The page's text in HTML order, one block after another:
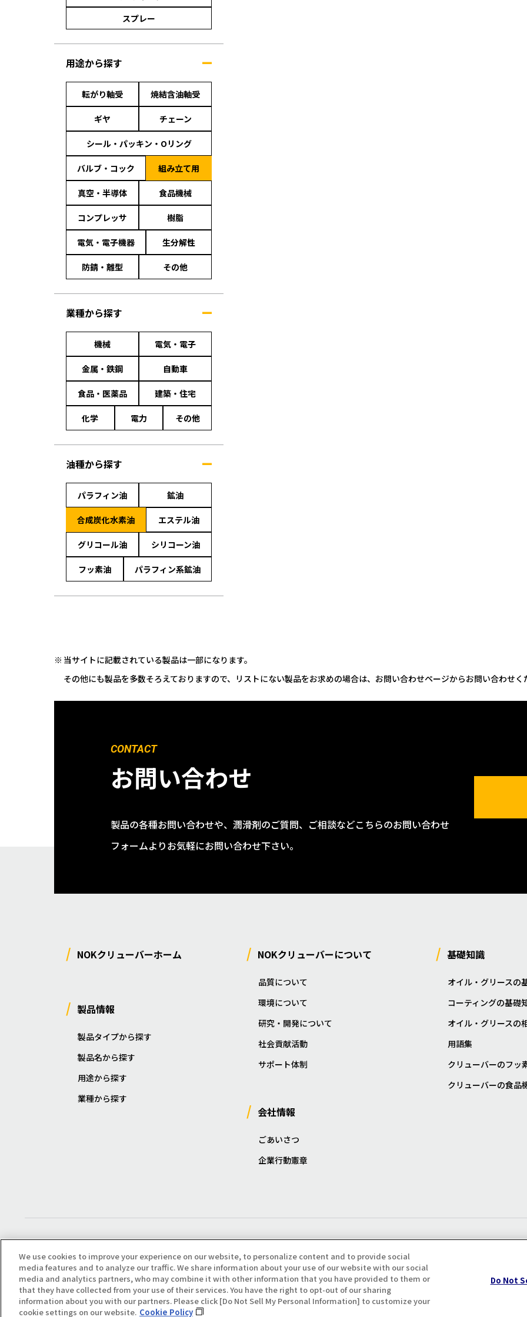
スプレー
用途から探す
転がり軸受 焼結含油軸受
ギヤ チェーン
シール・パッキン・Oリング
バルブ・コック 組み立て用
真空・半導体 食品機械
コンプレッサ 樹脂
電気・電子機器 生分解性
防錆・離型 その他
業種から探す
機械 電気・電子
金属・鉄鋼 自動車
食品・医薬品 建築・住宅
化学 電力 その他
油種から探す
パラフィン油 鉱油
合成炭化水素油 エステル油
グリコール油 シリコーン油
フッ素油 パラフィン系鉱油
当サイトに記載されている製品は一部になります。
その他にも製品を多数そろえておりますので、リストにない製品をお求めの場合は、お問い合わせページからお問い合わせく
CONTACT
お問い合わせ
製品の各種お問い合わせや、潤滑剤のご質問、ご相談などこちらのお問い合わせ
フォームよりお気軽にお問い合わせ下さい。
NOKクリューバーホーム
製品情報
製品タイプから探す
製品名から探す
用途から探す
業種から探す
NOKクリューバーについて
品質について
環境について
研究・開発について
社会貢献活動
サポート体制
会社情報
ごあいさつ
企業行動憲章
基礎知識
オイル・グリースの
コーティングの基礎
オイル・グリースの
用語集
クリューバーのフッ
クリューバーの食品
プライバシー・クッキーポリシ
Copyright(C) All Right Reserved. Producted by NOK KLÜBER CO., LTD.
We use cookies to improve your experience on our website, to personalize content and to provide social
media features and to analyze our traffic. We share information about your use of our website with our social
media and analytics partners, who may combine it with other information that you have provided to them or
that they have collected from your use of their services. You have the right to opt-out of our sharing
information about you with our partners. Please click [Do Not Sell My Personal Information] to customize your
cookie settings on our website. Cookie Policy
Do Not